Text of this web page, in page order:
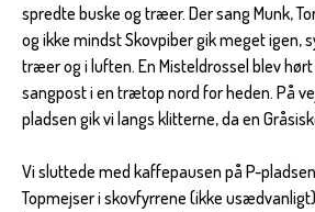
spredte buske og træer. Der sang Munk,
og ikke mindst Skovpiber gik meget igen,
træer og i luften. En Misteldrossel blev
sangpost i en trætop nord for heden. På
pladsen gik vi langs klitterne, da en
Vi sluttede med kaffepausen på P-
Topmejser i skovfyrrene (ikke